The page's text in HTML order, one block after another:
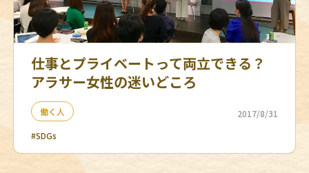
仕事とプライベートって両立できる？
アラサー女性の迷いどころ
働く人
2017/8/31
#SDGs